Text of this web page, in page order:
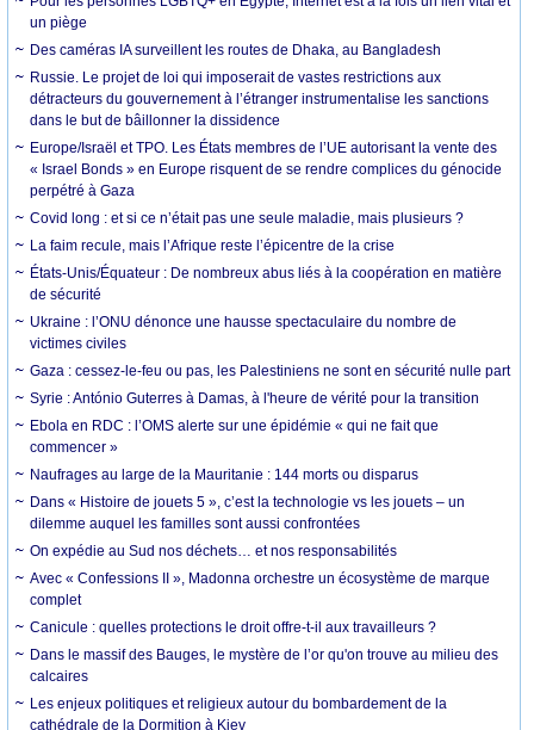
un piège
Des caméras IA surveillent les routes de Dhaka, au Bangladesh
Russie. Le projet de loi qui imposerait de vastes restrictions aux
détracteurs du gouvernement à l’étranger instrumentalise les sanctions
dans le but de bâillonner la dissidence
Europe/Israël et TPO. Les États membres de l’UE autorisant la vente des
« Israel Bonds » en Europe risquent de se rendre complices du génocide
perpétré à Gaza
Covid long : et si ce n’était pas une seule maladie, mais plusieurs ?
La faim recule, mais l’Afrique reste l’épicentre de la crise
États-Unis/Équateur : De nombreux abus liés à la coopération en matière
de sécurité
Ukraine : l’ONU dénonce une hausse spectaculaire du nombre de
victimes civiles
Gaza : cessez-le-feu ou pas, les Palestiniens ne sont en sécurité nulle part
Syrie : António Guterres à Damas, à l'heure de vérité pour la transition
Ebola en RDC : l’OMS alerte sur une épidémie « qui ne fait que
commencer »
Naufrages au large de la Mauritanie : 144 morts ou disparus
Dans « Histoire de jouets 5 », c’est la technologie vs les jouets – un
dilemme auquel les familles sont aussi confrontées
On expédie au Sud nos déchets… et nos responsabilités
Avec « Confessions II », Madonna orchestre un écosystème de marque
complet
Canicule : quelles protections le droit offre-t-il aux travailleurs ?
Dans le massif des Bauges, le mystère de l’or qu'on trouve au milieu des
calcaires
Les enjeux politiques et religieux autour du bombardement de la
cathédrale de la Dormition à Kiev